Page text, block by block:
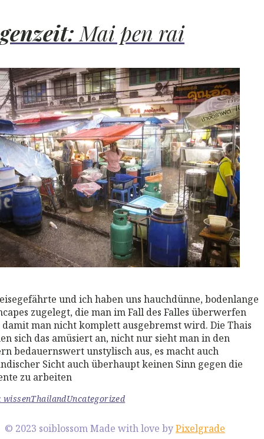
Mai pen rai
und ich haben uns hauchdünne, bodenlange
zugelegt, die man im Fall des Falles überwerfen
damit man nicht komplett ausgebremst wird. Die Thais
sich das amüsiert an, nicht nur sieht man in den
bedauernswert unstylisch aus, es macht auch
Sicht auch überhaupt keinen Sinn gegen die
zu arbeiten
wissenThailandUncategorized
© 2023 soiblossomMade with love byPixelgrade